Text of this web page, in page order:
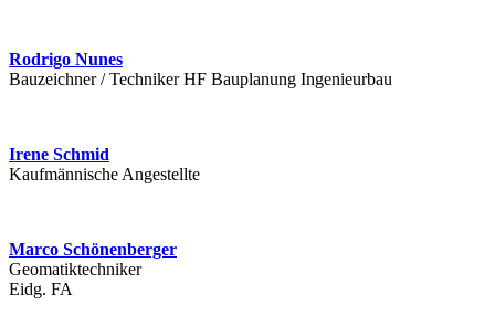
Rodrigo Nunes
Bauzeichner / Techniker HF Bauplanung Ingenieurbau
Irene Schmid
Kaufmännische Angestellte
Marco Schönenberger
Geomatiktechniker
Eidg. FA